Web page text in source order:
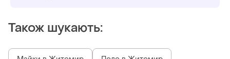
Також шукають: